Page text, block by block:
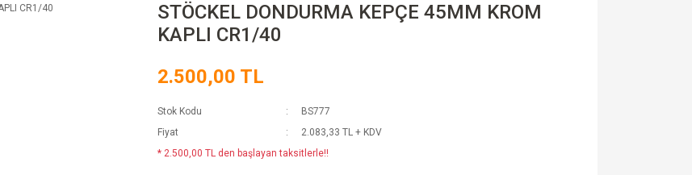
STÖCKEL DONDURMA KEPÇE 45MM KROM
KAPLI CR1/40
2.500,00 TL
Stok Kodu
BS777
Fiyat
2.083,33 TL + KDV
* 2.500,00 TL den başlayan taksitlerle!!